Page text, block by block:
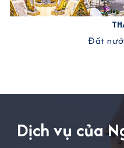
Đất
Dịch vụ của